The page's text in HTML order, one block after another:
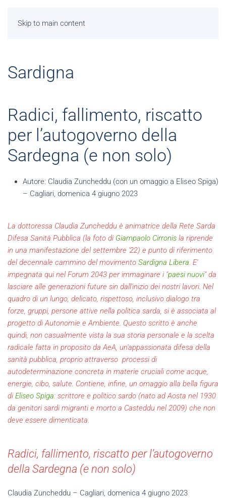
Skip to main content
Sardigna
Radici, fallimento, riscatto
per l’autogoverno della
Sardegna (e non solo)
Autore: Claudia Zuncheddu (con un omaggio a Eliseo Spiga)
– Cagliari, domenica 4 giugno 2023
La dottoressa Claudia Zuncheddu è animatrice della Rete Sarda
Difesa Sanità Pubblica (la foto di Giampaolo Cirronis la riprende
in una manifestazione del settembre '22) e punto di riferimento
del decennale cammino del movimento Sardigna Libera. E'
impegnata qui nel Forum 2043 per immaginare i "paesi nuovi" da
lasciare alle generazioni future sin dall'inizio dei nostri lavori. Nel
quadro di un lungo, delicato, rispettoso, inclusivo dialogo tra
forze, gruppi, persone attive nella politica sarda, si è associata al
progetto di Autonomie e Ambiente. Questo scritto è anche
quindi, non casualmente vista la sua storia personale e la scelta
radicale fatta in proposito da AeA, un'appassionata difesa della
sanità pubblica, proprio attraverso processi di
autodeterminazione concreta in materie cruciali come acque,
energie, cibo, salute. Contiene, infine, un omaggio alla bella figura
diEliseo Spiga: scrittore e politico sardo (nato ad Aosta nel 1930
da genitori sardi migranti e morto a Casteddu nel 2009) che non
deve essere dimenticata.
Radici, fallimento, riscatto per l’autogoverno
della Sardegna (e non solo)
Claudia Zuncheddu – Cagliari, domenica 4 giugno 2023